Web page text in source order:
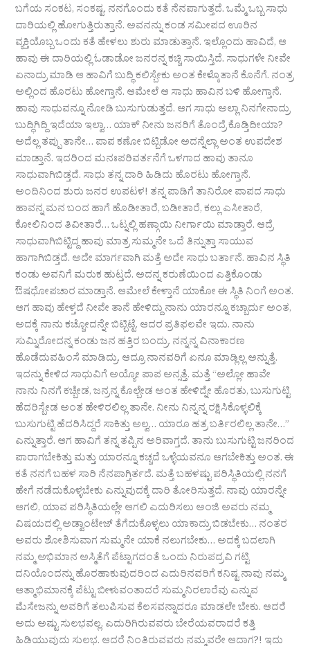
ಬಗೆಯ ಸಂಕಟ, ಸಂಕಷ್ಟ. ನನಗೊಂದು ಕತೆ ನೆನಪಾಗುತ್ತದೆ. ಒಮ್ಮೆ ಒಬ್ಬ ಸಾಧು
ದಾರಿಯಲ್ಲಿ ಹೋಗುತ್ತಿರುತ್ತಾನೆ. ಅವನನ್ನು ಕಂಡ ಸಮೀಪದ ಊರಿನ
ವ್ಯಕ್ತಿಯೊಬ್ಬ ಒಂದು ಕತೆ ಹೇಳಲು ಶುರು ಮಾಡುತ್ತಾನೆ. ಇಲ್ಲೊಂದು ಹಾವಿದೆ, ಆ
ಹಾವು ಈ ದಾರಿಯಲ್ಲಿ ಓಡಾಡೋ ಜನರನ್ನ ಕಚ್ಚಿ ಸಾಯಿಸ್ತಿದೆ. ಸಾಧುಗಳೇ ನೀವೇ
ಏನಾದ್ರು ಮಾಡಿ ಆ ಹಾವಿಗೆ ಬುದ್ಧಿ ಕಲಿಸ್ಬೇಕು ಅಂತ ಕೇಳ್ಕೊತಾನೆ ಕೊನೆಗೆ. ನಂತ್ರ
ಅಲ್ಲಿಂದ ಹೊರಟು ಹೋಗ್ತಾನೆ. ಆಮೇಲೆ ಆ ಸಾಧು ಹಾವಿನ ಬಳಿ ಹೋಗ್ತಾನೆ.
ಹಾವು ಸಾಧುವನ್ನೂ ನೋಡಿ ಬುಸುಗುಡುತ್ತದೆ. ಆಗ ಸಾಧು ಅಲ್ಲಾ ನಿನಗೇನಾದ್ರು
ಬುದ್ಧಿಗಿದ್ದಿ ಇದೆಯಾ ಇಲ್ವಾ… ಯಾಕ್ ನೀನು ಜನರಿಗೆ ತೊಂದ್ರೆ ಕೊಡ್ತಿದೀಯಾ?
ಅದೆಲ್ಲ ತಪ್ಪು ತಾನೇ… ಪಾಪ ಕಣೋ ಬಿಟ್ಬಿಡೋ ಅದನ್ನೆಲ್ಲಾ ಅಂತ ಉಪದೇಶ
ಮಾಡ್ತಾನೆ. ಇದರಿಂದ ಮನಃಪರಿವರ್ತನೆಗೆ ಒಳಗಾದ ಹಾವು ತಾನೂ
ಸಾಧುವಾಗಿಬಿಡ್ತದೆ. ಸಾಧು ತನ್ನ ದಾರಿ ಹಿಡಿದು ಹೊರಟು ಹೋಗ್ತಾನೆ.
ಅಂದಿನಿಂದ ಶುರು ಜನರ ಉಪಟಳ! ತನ್ನ ಪಾಡಿಗೆ ತಾನಿರೋ ಪಾಪದ ಸಾಧು
ಹಾವನ್ನ ಮನ ಬಂದ ಹಾಗೆ ಹೊಡೀತಾರೆ, ಬಡೀತಾರೆ, ಕಲ್ಲು ಎಸೀತಾರೆ,
ಕೋಲಿನಿಂದ ತಿವೀತಾರೆ… ಒಟ್ನಲ್ಲಿ ಹಣ್ಗಾಯಿ ನೀರ್ಗಾಯಿ ಮಾಡ್ತಾರೆ. ಆದ್ರೆ
ಸಾಧುವಾಗಿಬಿಟ್ಟಿದ್ದ ಹಾವು ಮಾತ್ರ ಸುಮ್ಮನೇ ಒದೆ ತಿನ್ನುತ್ತಾ ಸಾಯುವ
ಹಾಗಾಗಿಬಿಡ್ತದೆ. ಅದೇ ಮಾರ್ಗವಾಗಿ ಮತ್ತೆ ಅದೇ ಸಾಧು ಬರ್ತಾನೆ. ಹಾವಿನ ಸ್ಥಿತಿ
ಕಂಡು ಅವನಿಗೆ ಮರುಕ ಹುಟ್ತದೆ. ಅದನ್ನ ಕರುಣೆಯಿಂದ ಎತ್ತಿಕೊಂಡು
ಔಷಧೋಪಚಾರ ಮಾಡ್ತಾನೆ. ಆಮೇಲೆ ಕೇಳ್ತಾನೆ ಯಾಕೋ ಈ ಸ್ಥಿತಿ ನಿಂಗೆ ಅಂತ.
ಆಗ ಹಾವು ಹೇಳ್ತದೆ ನೀವೇ ತಾನೆ ಹೇಳಿದ್ದು ನಾನು ಯಾರನ್ನೂ ಕಚ್ಬಾರ್ದು ಅಂತ,
ಅದಕ್ಕೆ ನಾನು ಕಚ್ಚೋದನ್ನೇ ಬಿಟ್ಬಿಟ್ಟೆ. ಆದರ ಪ್ರತಿಫಲವೇ ಇದು. ನಾನು
ಸುಮ್ನಿರೋದನ್ನ ಕಂಡು ಜನ ಹತ್ತಿರ ಬಂದ್ರು. ನನ್ನನ್ನ ವಿನಾಕಾರಣ
ಹೊಡೆದುವಹಿಂಸೆ ಮಾಡಿದ್ರು. ಆದ್ರೂ ನಾನವರಿಗೆ ಏನೂ ಮಾಡ್ಲಿಲ್ಲ ಅನ್ನುತ್ತೆ.
ಇದನ್ನು ಕೇಳಿದ ಸಾಧುವಿಗೆ ಅಯ್ಯೋ ಪಾಪ ಅನ್ಸತ್ತೆ. ಮತ್ತೆ “ಅಲ್ಲೋ ಹಾವೇ
ನಾನು ನಿನಗೆ ಕಚ್ಬೇಡ, ಜನ್ರನ್ನ ಕೊಲ್ಬೇಡ ಅಂತ ಹೇಳಿದ್ನೇ ಹೊರತು, ಬುಸುಗುಟ್ಟಿ
ಹೆದರಿಸ್ಬೇಡ ಅಂತ ಹೇಳಿರಲಿಲ್ಲ ತಾನೇ. ನೀನು ನಿನ್ನನ್ನ ರಕ್ಷಿಸಿಕೊಳ್ಳಲಿಕ್ಕೆ
ಬುಸುಗುಟ್ಟಿ ಹೆದರಿಸಿದ್ದರೆ ಸಾಕಿತ್ತು ಅಲ್ವ… ಯಾರೂ ಹತ್ರ ಬರ್ತಿರಲಿಲ್ಲ ತಾನೇ…”
ಎನ್ನುತ್ತಾರೆ. ಆಗ ಹಾವಿಗೆ ತನ್ನ ತಪ್ಪಿನ ಅರಿವಾಗ್ತದೆ. ತಾನು ಬುಸುಗುಟ್ಟಿ ಜನರಿಂದ
ಪಾರಾಗಬೇಕಿತ್ತು ಮತ್ತು ಯಾರನ್ನೂ ಕಚ್ಚದೆ ಒಳ್ಳೆಯವನೂ ಆಗಬೇಕಿತ್ತು ಅಂತ. ಈ
ಕತೆ ನನಗೆ ಬಹಳ ಸಾರಿ ನೆನಪಾಗ್ತಿರ್ತದೆ. ಮತ್ತೆ ಬಹಳಷ್ಟು ಪರಿಸ್ಥಿತಿಯಲ್ಲಿ ನನಗೆ
ಹೇಗೆ ನಡೆದುಕೊಳ್ಳಬೇಕು ಎನ್ನುವುದಕ್ಕೆ ದಾರಿ ತೋರಿಸುತ್ತದೆ. ನಾವು ಯಾರನ್ನೇ
ಆಗಲಿ, ಯಾವ ಪರಿಸ್ಥಿತಿಯಲ್ಲೇ ಆಗಲಿ ಎದುರಿಸಲು ಅಂಜಿ ಅವರು ನಮ್ಮ
ವಿಷಯದಲ್ಲಿ ಅಡ್ವಾಂಟೇಜ್ ತೆಗೆದುಕೊಳ್ಳಲು ಯಾಕಾದ್ರು ಬಿಡಬೇಕು… ನಂತರ
ಅವರು ಶೋಶಿಸುವಾಗ ಸುಮ್ಮನೇ ಯಾಕೆ ನಲುಗಬೇಕು… ಅದಕ್ಕೆ ಬದಲಾಗಿ
ನಮ್ಮ ಅಭಿಮಾನ ಅಸ್ಮಿತೆಗೆ ಪೆಟ್ಟಾಗದಂತೆ ಒಂದು ನಿರುಪದ್ರವಿ ಗಟ್ಟಿ
ದನಿಯೊಂದನ್ನು ಹೊರಹಾಕುವುದರಿಂದ ಎದುರಿನವರಿಗೆ ಕನಿಷ್ಟ ನಾವು ನಮ್ಮ
ಆತ್ಮಾಭಿಮಾನಕ್ಕೆ ಪೆಟ್ಟು ಬೀಳುವಂತಾದರೆ ಸುಮ್ಮನಿರಲಾರೆವು ಎನ್ನುವ
ಮೆಸೇಜನ್ನು ಅವರಿಗೆ ತಲುಪಿಸುವ ಕೆಲಸವನ್ನಾದರೂ ಮಾಡಲೇ ಬೇಕು. ಆದರೆ
ಅದು ಅಷ್ಟು ಸುಲಭವಲ್ಲ. ಎದುರಿಗಿರುವವರು ಬೇರೆಯವರಾದರೆ ಕತ್ತಿ
ಹಿಡಿಯುವುದು ಸುಲಭ. ಆದರೆ ನಿಂತಿರುವವರು ನಮ್ಮವರೇ ಆದಾಗ?! ಇದು